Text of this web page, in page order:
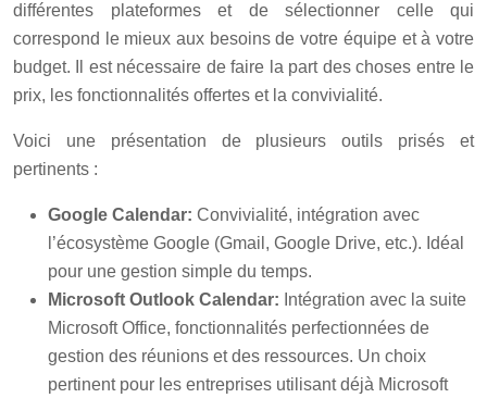
différentes plateformes et de sélectionner celle qui
correspond le mieux aux besoins de votre équipe et à votre
budget. Il est nécessaire de faire la part des choses entre le
prix, les fonctionnalités offertes et la convivialité.
Voici une présentation de plusieurs outils prisés et
pertinents :
Google Calendar: Convivialité, intégration avec
l’écosystème Google (Gmail, Google Drive, etc.). Idéal
pour une gestion simple du temps.
Microsoft Outlook Calendar: Intégration avec la suite
Microsoft Office, fonctionnalités perfectionnées de
gestion des réunions et des ressources. Un choix
pertinent pour les entreprises utilisant déjà Microsoft